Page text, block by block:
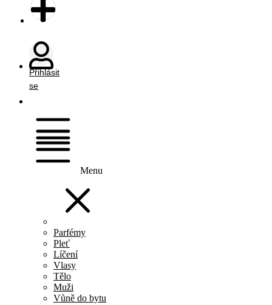
Přihlásit
se
Menu
Parfémy
Pleť
Líčení
Vlasy
Tělo
Muži
Vůně do bytu